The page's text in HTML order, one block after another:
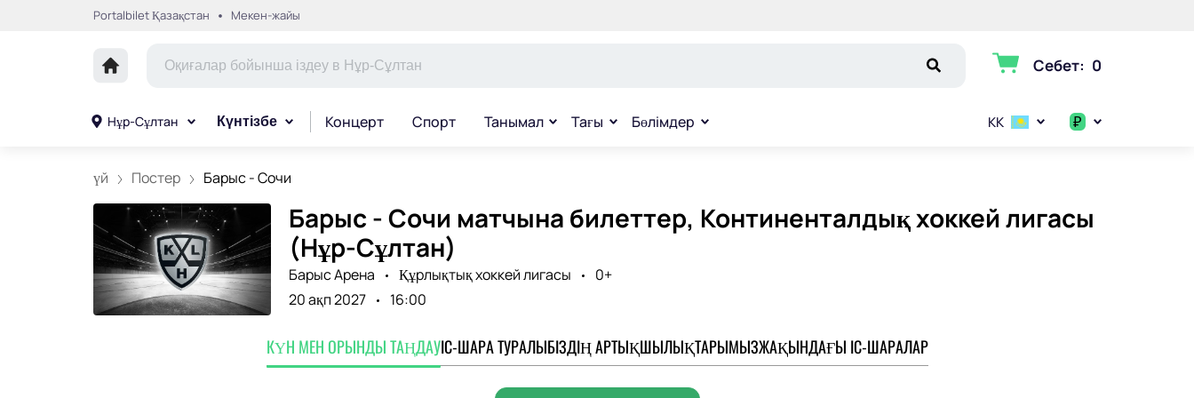
Portalbilet Қазақстан Мекен-жайы
Себет: 0
Нұр-Сұлтан Күнтізбе Концерт Спорт Танымал Тағы Бөлімдер KK ₽
үй Постер Барыс - Сочи
Барыс - Сочи матчына билеттер, Континенталдық хоккей лигасы
(Нұр-Сұлтан)
Барыс Арена Құрлықтық хоккей лигасы
0+
20 ақп 2027
16:00
КҮН МЕН ОРЫНДЫ ТАҢДАУІС-ШАРА ТУРАЛЫБІЗДІҢ АРТЫҚШЫЛЫҚТАРЫМЫЗЖАҚЫНДАҒЫ ІС-ШАРАЛАР